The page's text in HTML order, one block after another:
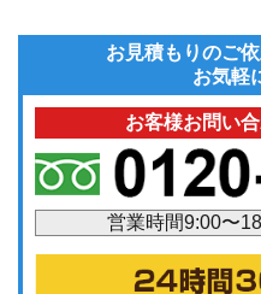
お見積もりのご
お気軽
お客様お問い
営業時間9:00〜